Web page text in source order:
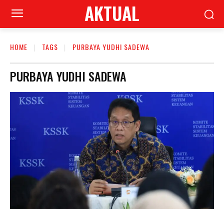
AKTUAL
HOME TAGS PURBAYA YUDHI SADEWA
PURBAYA YUDHI SADEWA